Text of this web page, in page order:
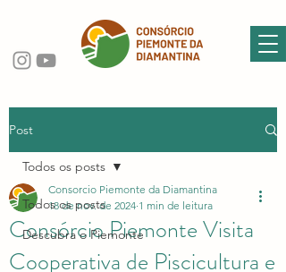
Post
Todos os posts
Descubra o Piemonte
Todos os posts
Consórcio Piemonte Visita
Cooperativa de Piscicultura e
Consorcio Piemonte da Diamantina
18 de nov. de 2024 1 min de leitura